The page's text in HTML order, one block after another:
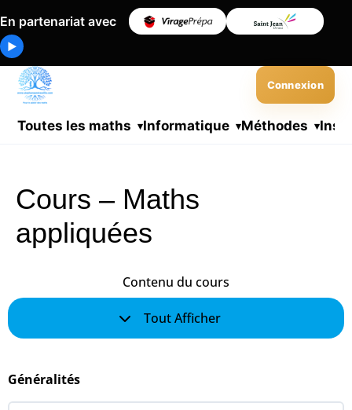
En partenariat avec
▶
Toutes les maths Informatique Méthodes
Connexion
Cours – Maths
appliquées
Contenu du cours
Tout Afficher
Généralités